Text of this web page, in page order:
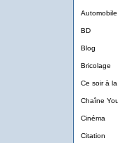
Automobile
BD
Blog
Bricolage
Ce soir à
Chaîne
Cinéma
Citation